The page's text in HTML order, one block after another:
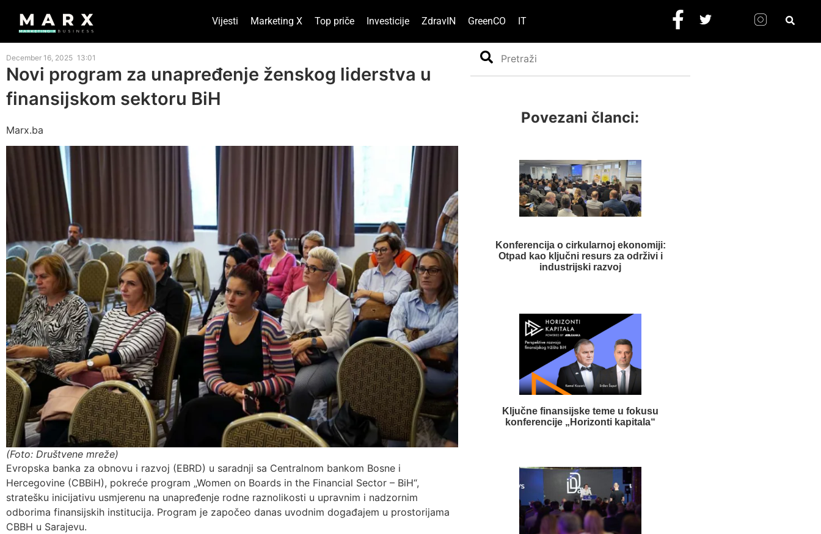
Vijesti Marketing X Top priče Investicije ZdravIN GreenCO IT
December 16, 2025 13:01
Novi program za unapređenje ženskog liderstva u
finansijskom sektoru BiH
Marx.ba
(Foto: Društvene mreže)
Evropska banka za obnovu i razvoj (EBRD) u saradnji sa Centralnom bankom Bosne i
Hercegovine (CBBiH), pokreće program „Women on Boards in the Financial Sector – BiH“,
stratešku inicijativu usmjerenu na unapređenje rodne raznolikosti u upravnim i nadzornim
odborima finansijskih institucija. Program je započeo danas uvodnim događajem u prostorijama
CBBH u Sarajevu.
Search
Povezani članci:
Konferencija o cirkularnoj ekonomiji:
Otpad kao ključni resurs za održivi i
industrijski razvoj
Ključne finansijske teme u fokusu
konferencije „Horizonti kapitala“